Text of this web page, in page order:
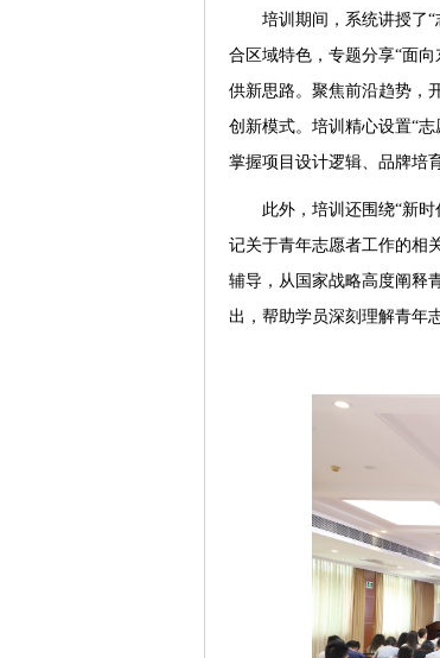
培训期间，系统讲授了
合区域特色，专题分享“面
供新思路。聚焦前沿趋势，
创新模式。培训精心设置“
掌握项目设计逻辑、品牌培
此外，培训还围绕“新
记关于青年志愿者工作的相
辅导，从国家战略高度阐释
出，帮助学员深刻理解青年